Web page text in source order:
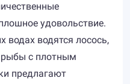
удовольствие.
водах водятся лосось,
с плотным
предлагают